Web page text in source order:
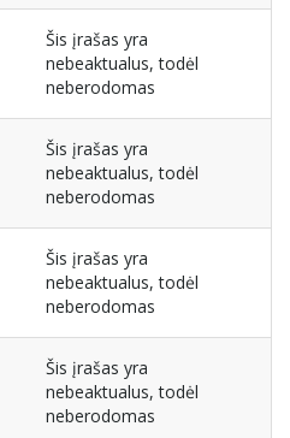
Šis įrašas yra
nebeaktualus, todėl
neberodomas
Šis įrašas yra
nebeaktualus, todėl
neberodomas
Šis įrašas yra
nebeaktualus, todėl
neberodomas
Šis įrašas yra
nebeaktualus, todėl
neberodomas